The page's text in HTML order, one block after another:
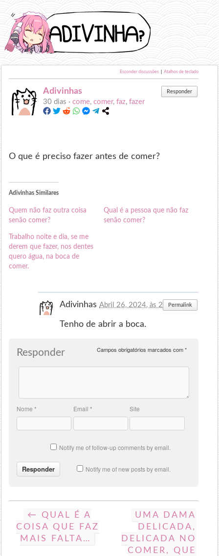
Esconder discussões Atalhos de teclado
Adivinhas Responder
30 dias ·come,comer,faz,fazer
O que é preciso fazer antes de comer?
Adivinhas Similares
Quem não faz outra coisa
senão comer?
Qual é a pessoa que não faz
senão comer?
Trabalho noite e dia, se me
derem que fazer, nos dentes
quero água, na boca de
comer.
AdivinhasAbril 26, 2024, às 21:00Permalink
Tenho de abrir a boca.
Responder Campos obrigatórios marcados com*
Nome* Email * Site
Notify me of follow-up comments by email.
Notify me of new posts by email.
← QUAL É A
COISA QUE FAZ
MAIS FALTA…
UMA DAMA
DELICADA,
DELICADA NO
COMER, QUE